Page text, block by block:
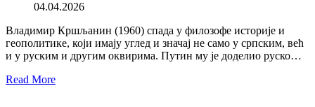
04.04.2026
Владимир Кршљанин (1960) спада у филозофе историје и
геополитике, који имају углед и значај не само у српским, већ
и у руским и другим оквирима. Путин му је доделио руско…
Read More